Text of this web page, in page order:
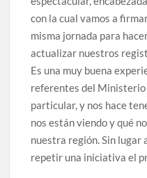
con la cual vamos a
misma jornada para
actualizar nuestros
Es una muy buena
referentes del Ministerio
particular, y nos hace
nos están viendo y qué
nuestra región. Sin lugar
repetir una iniciativa el